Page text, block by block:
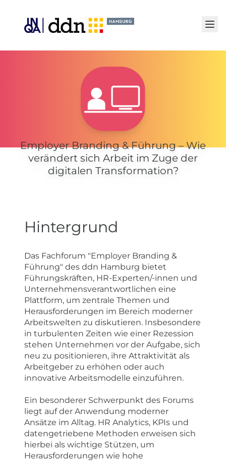
Senden
Employer Branding & Führung – Wie
verändert sich Arbeit im Zuge der
digitalen Transformation?
Hintergrund
Das Fachforum "Employer Branding &
Führung" des ddn Hamburg bietet
Führungskräften, HR-Experten/-innen und
Unternehmensverantwortlichen eine
Plattform, um zentrale Themen und
Herausforderungen im Bereich moderner
Arbeitswelten zu diskutieren. Insbesondere
in turbulenten Zeiten wie einer Rezession
stehen Unternehmen vor der Aufgabe, sich
neu zu positionieren, ihre Attraktivität als
Arbeitgeber zu erhöhen oder auch
innovative Arbeitsmodelle einzuführen.
Ein besonderer Schwerpunkt des Forums
liegt auf der Anwendung moderner
Ansätze im Alltag. HR Analytics, KPIs und
datengetriebene Methoden erweisen sich
hierbei als wichtige Stützen, um
Herausforderungen wie hohe